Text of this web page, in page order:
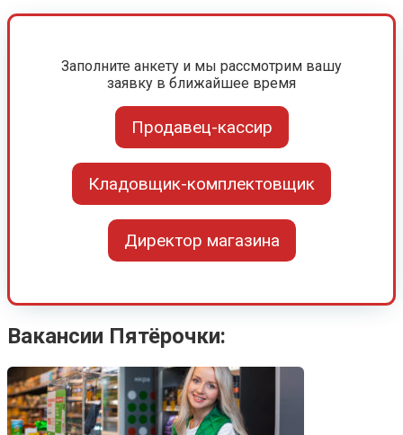
Заполните анкету и мы рассмотрим вашу
заявку в ближайшее время
Продавец-кассир
Кладовщик-комплектовщик
Директор магазина
Вакансии Пятёрочки: